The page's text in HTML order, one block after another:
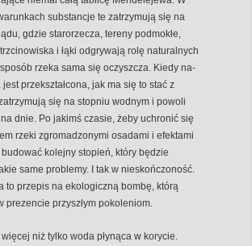
substancje te zatrzymują się na
gdzie starorzecza, tereny podmokłe,
i łąki odgrywają rolę naturalnych
rzeka sama się oczyszcza. Kiedy na-
przekształcona, jak ma się to stać z
się na stopniu wodnym i powoli
dnie. Po jakimś czasie, żeby uchronić się
rzeki zgromadzonymi osadami i efektami
kolejny stopień, który będzie
same problemy. I tak w nieskończoność.
to przepis na ekologiczną bombę, którą
prezencie przyszłym pokoleniom.
niż tylko woda płynąca w korycie.